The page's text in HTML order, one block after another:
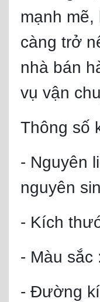
mạnh mẽ,
càng trở
nhà bán
vụ vận
Thông số
- Nguyên
nguyên
- Kích
- Màu sắc
- Đường